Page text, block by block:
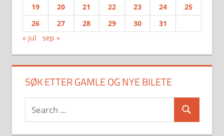
19
20 21 22 23 24
25
26
27 28 29 30
31
« jul
sep »
SØK ETTER GAMLE OG NYE BILETE
Search
for:
Search